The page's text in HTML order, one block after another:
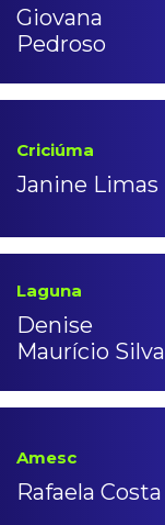
Giovana
Pedroso
Criciúma
Janine Limas
Laguna
Denise
Maurício Silva
Amesc
Rafaela Costa